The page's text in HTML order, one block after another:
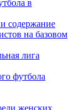
в
содержание
на базовом
лига
футбола
женских